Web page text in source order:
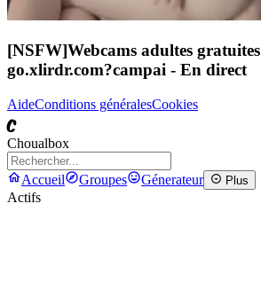
[NSFW]Webcams adultes gratuites
go.xlirdr.com?campai - En direct
AideConditions généralesCookies
C
Choualbox
Accueil Groupes Génerateur Plus
Actifs